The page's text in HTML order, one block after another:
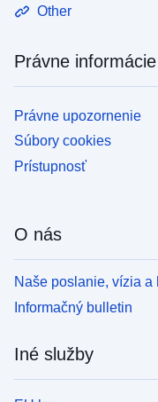
Other
Právne informácie
Právne upozornenie
Súbory cookies
Prístupnosť
O nás
Naše poslanie, vízia a
Informačný bulletin
Iné služby